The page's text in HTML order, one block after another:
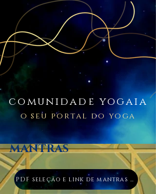
comunidade yogaia
o seu portal do yoga
MANTRAS
PDF seleção e link de mantras diversos